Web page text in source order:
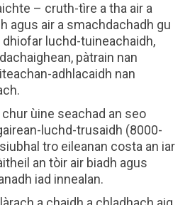
– cruth-tìre a tha air a
agus air a smachdachadh gu
luchd-tuineachaidh,
pàtrain nan
adhlacaidh nan
chur ùine seachad an seo
luchd-trusaidh (8000-
tro eileanan costa an iar
an tòir air biadh agus
iad innealan.